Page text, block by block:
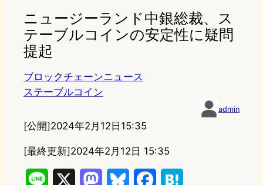
ニュージーランド中銀総裁、ス
テーブルコインの安定性に疑問
提起
ブロックチェーンニュース
ステーブルコイン
admin
[公開]2024年2月12日15:35
[最終更新]2024年2月12日 15:35